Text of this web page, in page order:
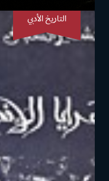
التاريخ الأدبي